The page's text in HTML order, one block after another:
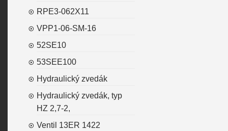
RPE3-062X11
VPP1-06-SM-16
52SE10
53SEE100
Hydraulický zvedák
Hydraulický zvedák, typ
HZ 2,7-2,
Ventil 13ER 1422